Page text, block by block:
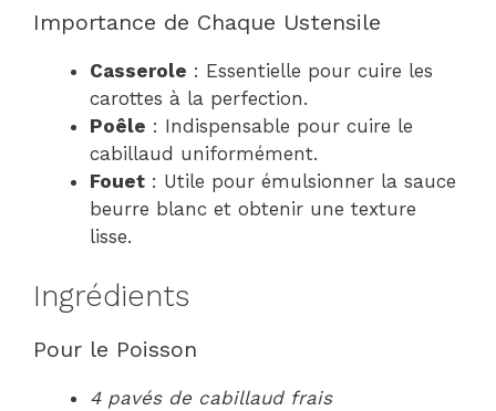
Importance de Chaque Ustensile
Casserole : Essentielle pour cuire les
carottes à la perfection.
Poêle : Indispensable pour cuire le
cabillaud uniformément.
Fouet : Utile pour émulsionner la sauce
beurre blanc et obtenir une texture
lisse.
Ingrédients
Pour le Poisson
4 pavés de cabillaud frais